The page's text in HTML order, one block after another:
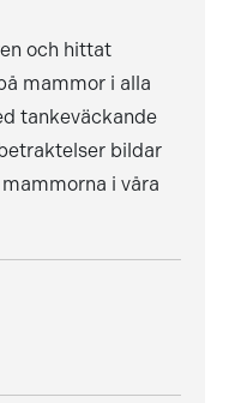
och hittat
mammor i alla
tankeväckande
bildar
i våra